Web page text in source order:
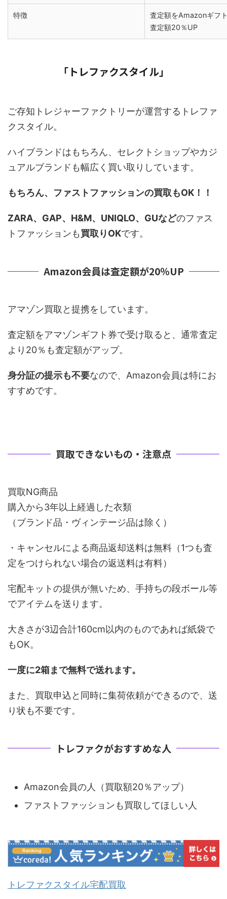
特徴
査定額をAmazonギフ
査定額20％UP
「トレファクスタイル」
ご存知トレジャーファクトリーが運営するトレファ
クスタイル。
ハイブランドはもちろん、セレクトショップやカジ
ュアルブランドも幅広く買い取りしています。
もちろん、ファストファッションの買取もOK！！
ZARA、GAP、H&M、UNIQLO、GUなどのファス
トファッションも買取りOKです。
Amazon会員は査定額が20％UP
アマゾン買取と提携をしています。
査定額をアマゾンギフト券で受け取ると、通常査定
より20％も査定額がアップ。
身分証の提示も不要なので、Amazon会員は特にお
すすめです。
買取できないもの・注意点
買取NG商品
購入から3年以上経過した衣類
（ブランド品・ヴィンテージ品は除く）
・キャンセルによる商品返却送料は無料（1つも査
定をつけられない場合の返送料は有料）
宅配キットの提供が無いため、手持ちの段ボール等
でアイテムを送ります。
大きさが3辺合計160cm以内のものであれば紙袋で
もOK。
一度に2箱まで無料で送れます。
また、買取申込と同時に集荷依頼ができるので、送
り状も不要です。
トレファクがおすすめな人
Amazon会員の人（買取額20％アップ）
ファストファッションも買取してほしい人
トレファクスタイル宅配買取